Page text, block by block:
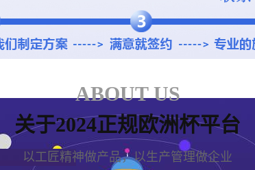
ABOUT US
关于2024正规欧洲杯平台
以工匠精神做产品，以生产管理做企业